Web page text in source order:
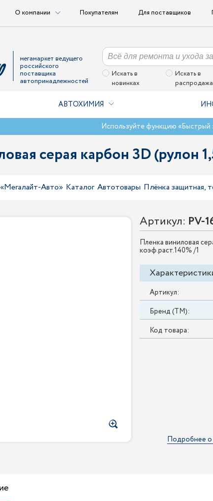
О компании Покупателям Для поставщиков
мегамаркет ведущего
российского
поставщика
автопринадлежностей
Искать в
новинках
Искать в
АВТОХИМИЯ
Используйте функцию «Быстрый
серая карбон 3D (рулон
Авто» Каталог Автотовары Плёнка защитная,
Артикул: PV-
Пленка виниловая
коэф.раст.140% /1
Артикул:
Бренд (ТМ):
Код товара:
Подробнее о